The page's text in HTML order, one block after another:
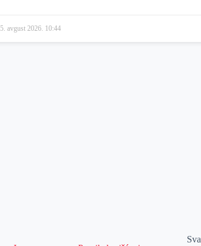
5. avgust 2026. 10:44